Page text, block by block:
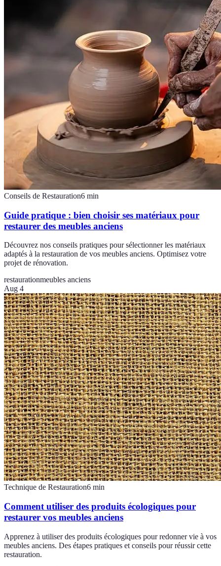
Conseils de Restauration6 min
Guide pratique : bien choisir ses matériaux pour
restaurer des meubles anciens
Découvrez nos conseils pratiques pour sélectionner les matériaux
adaptés à la restauration de vos meubles anciens. Optimisez votre
projet de rénovation.
restaurationmeubles anciens
Aug 4
Technique de Restauration6 min
Comment utiliser des produits écologiques pour
restaurer vos meubles anciens
Apprenez à utiliser des produits écologiques pour redonner vie à vos
meubles anciens. Des étapes pratiques et conseils pour réussir cette
restauration.